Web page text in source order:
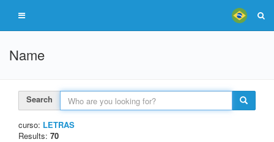
Name
Search
curso: LETRAS
Results: 70